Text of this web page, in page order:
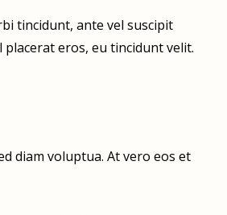
tincidunt, ante vel suscipit
eros, eu tincidunt velit.
diam voluptua. At vero eos et